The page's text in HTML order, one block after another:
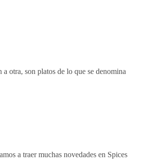
otra, son platos de lo que se denomina
a traer muchas novedades en Spices